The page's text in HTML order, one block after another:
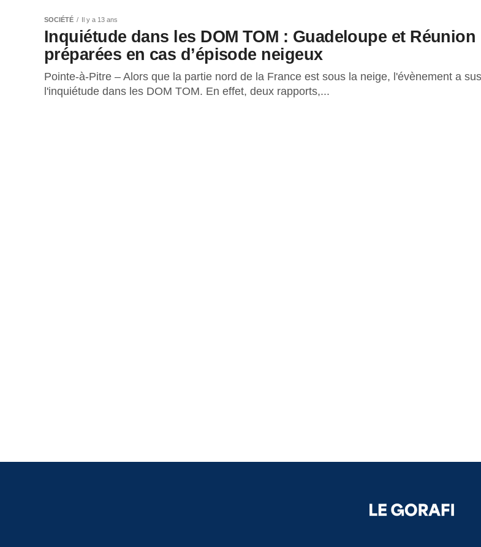
SOCIÉTÉ Il y a 13 ans
Inquiétude dans les DOM TOM : Guadeloupe et Réunion
préparées en cas d’épisode neigeux
Pointe-à-Pitre – Alors que la partie nord de la France est sous la neige, l'évènement a
l'inquiétude dans les DOM TOM. En effet, deux rapports,...